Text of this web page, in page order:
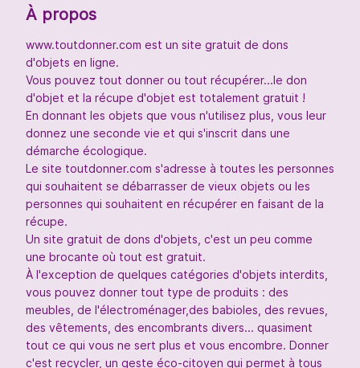
À propos
www.toutdonner.com est un site gratuit de dons
d'objets en ligne.
Vous pouvez tout donner ou tout récupérer...le don
d'objet et la récupe d'objet est totalement gratuit !
En donnant les objets que vous n'utilisez plus, vous leur
donnez une seconde vie et qui s'inscrit dans une
démarche écologique.
Le site toutdonner.com s'adresse à toutes les personnes
qui souhaitent se débarrasser de vieux objets ou les
personnes qui souhaitent en récupérer en faisant de la
récupe.
Un site gratuit de dons d'objets, c'est un peu comme
une brocante où tout est gratuit.
À l'exception de quelques catégories d'objets interdits,
vous pouvez donner tout type de produits : des
meubles, de l'électroménager,des babioles, des revues,
des vêtements, des encombrants divers... quasiment
tout ce qui vous ne sert plus et vous encombre. Donner
c'est recycler, un geste éco-citoyen qui permet à tous